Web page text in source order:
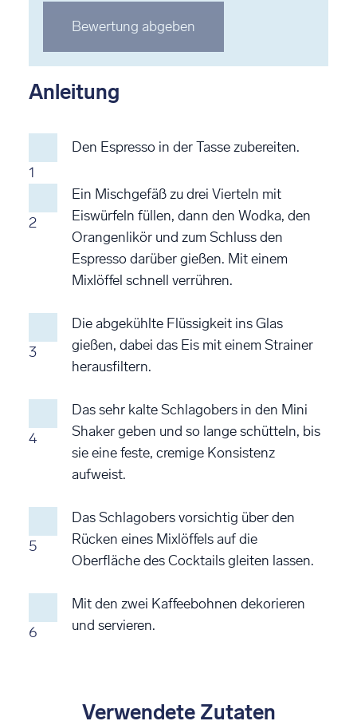
Stern
bewerten
Stern
bewerten
Stern
bewerten
Stern
bewerten
Stern
bewerten
Bewertung abgeben
Anleitung
1
Den Espresso in der Tasse zubereiten.
2
Ein Mischgefäß zu drei Vierteln mit
Eiswürfeln füllen, dann den Wodka, den
Orangenlikör und zum Schluss den
Espresso darüber gießen. Mit einem
Mixlöffel schnell verrühren.
3
Die abgekühlte Flüssigkeit ins Glas
gießen, dabei das Eis mit einem Strainer
herausfiltern.
4
Das sehr kalte Schlagobers in den Mini
Shaker geben und so lange schütteln, bis
sie eine feste, cremige Konsistenz
aufweist.
5
Das Schlagobers vorsichtig über den
Rücken eines Mixlöffels auf die
Oberfläche des Cocktails gleiten lassen.
6
Mit den zwei Kaffeebohnen dekorieren
und servieren.
Verwendete Zutaten